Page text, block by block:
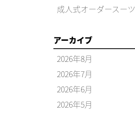
成人式オーダースーツ
アーカイブ
2026年8月
2026年7月
2026年6月
2026年5月